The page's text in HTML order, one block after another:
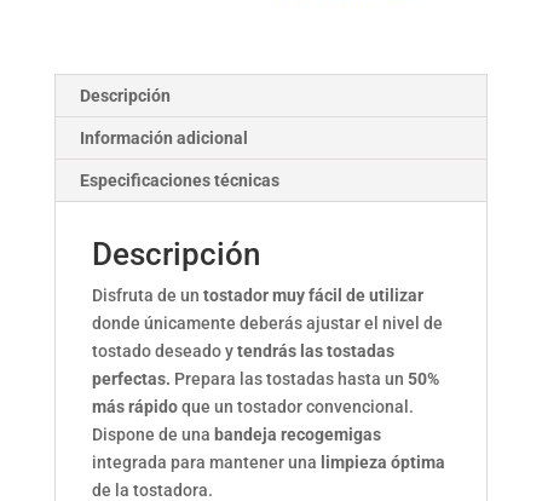
Descripción
Información adicional
Especificaciones técnicas
Descripción
Disfruta de un tostador muy fácil de utilizar
donde únicamente deberás ajustar el nivel de
tostado deseado ytendrás las tostadas
perfectas. Prepara las tostadas hasta un 50%
más rápidoque un tostador convencional.
Dispone de una bandeja recogemigas
integrada para mantener una limpieza óptima
de la tostadora.